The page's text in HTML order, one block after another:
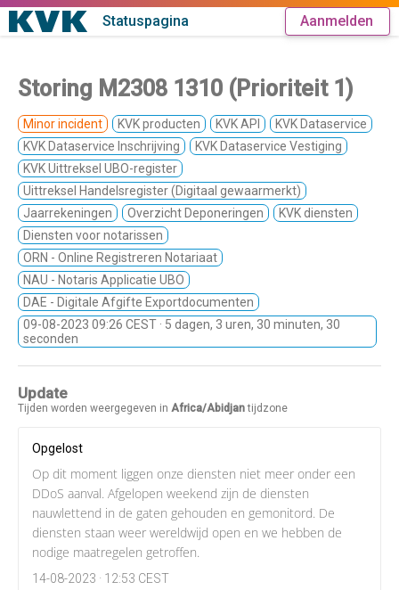
Statuspagina Aanmelden
Storing M2308 1310 (Prioriteit 1)
Minor incident KVK producten KVK API
KVK Dataservice
KVK Dataservice Inschrijving
KVK Dataservice Vestiging
KVK Uittreksel UBO-register
Uittreksel Handelsregister (Digitaal gewaarmerkt)
Jaarrekeningen
Overzicht Deponeringen
KVK diensten
Diensten voor notarissen
ORN - Online Registreren Notariaat
NAU - Notaris Applicatie UBO
DAE - Digitale Afgifte Exportdocumenten
09-08-2023 09:26 CEST · 5 dagen, 3 uren, 30 minuten, 30
seconden
Update
Tijden worden weergegeven in Africa/Abidjantijdzone
Opgelost
Op dit moment liggen onze diensten niet meer onder een
DDoS aanval. Afgelopen weekend zijn de diensten
nauwlettend in de gaten gehouden en gemonitord. De
diensten staan weer wereldwijd open en we hebben de
nodige maatregelen getroffen.
14-08-2023 · 12:53 CEST